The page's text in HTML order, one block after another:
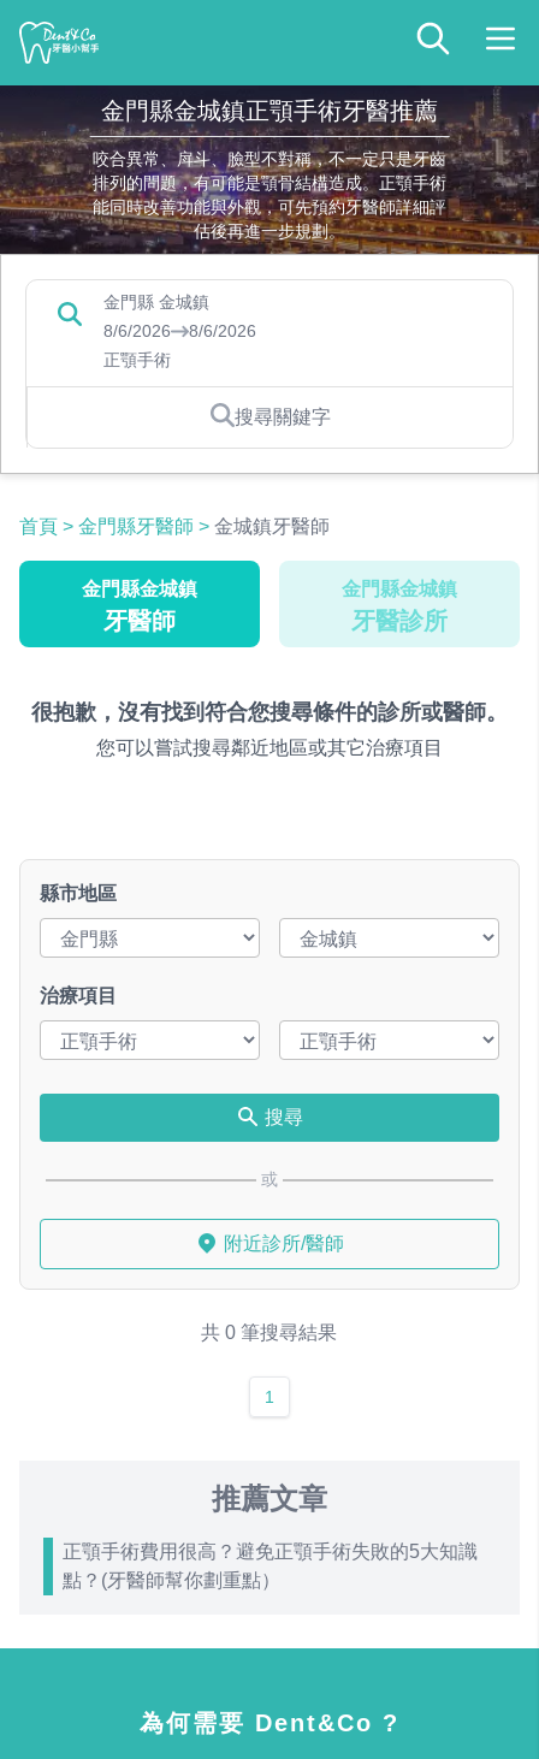
金門縣金城鎮正顎手術牙醫推薦
咬合異常、戽斗、臉型不對稱，不一定只是牙齒
排列的問題，有可能是顎骨結構造成。正顎手術
能同時改善功能與外觀，可先預約牙醫師詳細評
估後再進一步規劃。
金門縣 金城鎮
8/6/2026
8/6/2026
正顎手術
搜尋關鍵字
首頁 > 金門縣牙醫師 > 金城鎮牙醫師
金門縣金城鎮
牙醫師
金門縣金城鎮
牙醫診所
很抱歉，沒有找到符合您搜尋條件的診所或醫師。
您可以嘗試搜尋鄰近地區或其它治療項目
縣市地區
治療項目
搜尋
或
附近診所/醫師
共 0 筆搜尋結果
1
推薦文章
正顎手術費用很高？避免正顎手術失敗的5大知識
點？(牙醫師幫你劃重點）
為何需要 Dent&Co ?